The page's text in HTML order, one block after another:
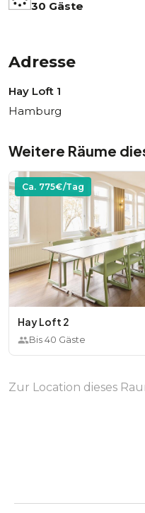
30 Gäste
Adresse
Hay Loft 1
Hamburg
Weitere Räume
Ca. 775€/Tag
Hay Loft 2
Bis40 Gäste
Zur Location dieses